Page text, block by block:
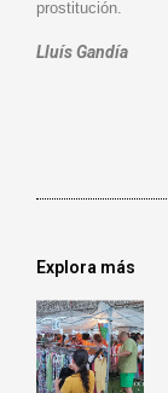
prostitución.
Lluís Gandía
Explora más